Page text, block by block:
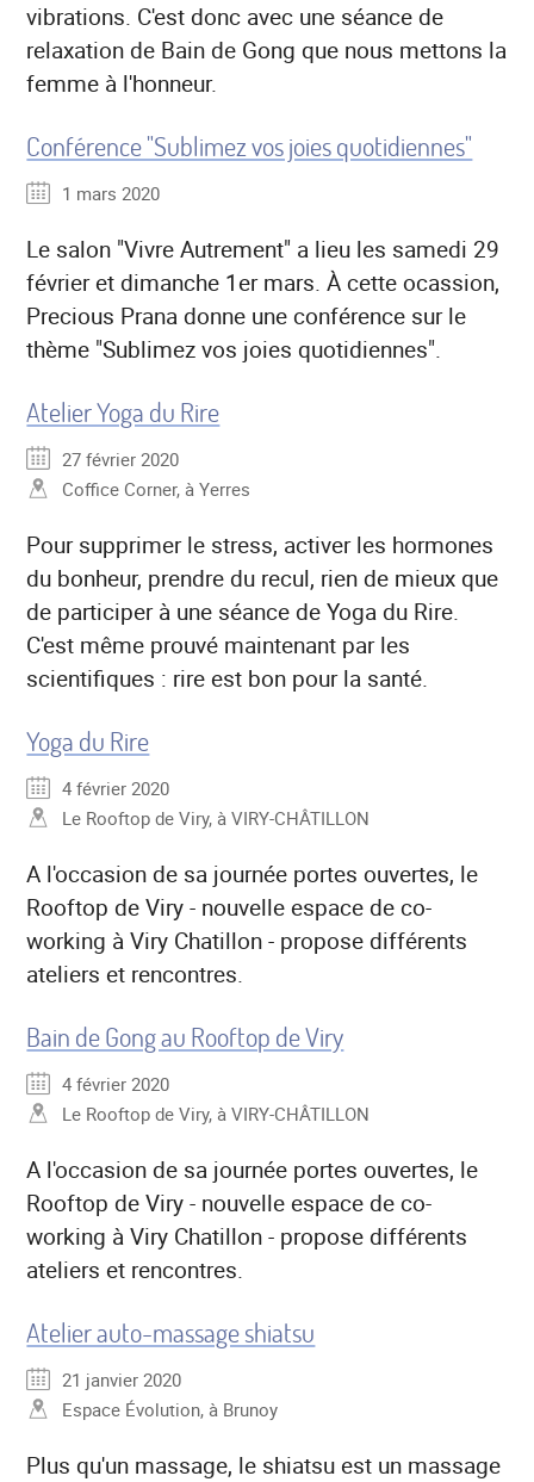
vibrations. C'est donc avec une séance de
relaxation de Bain de Gong que nous mettons la
femme à l'honneur.
Conférence "Sublimez vos joies quotidiennes"
1 mars 2020
Le salon "Vivre Autrement" a lieu les samedi 29
février et dimanche 1er mars. À cette ocassion,
Precious Prana donne une conférence sur le
thème "Sublimez vos joies quotidiennes".
Atelier Yoga du Rire
27 février 2020
Coffice Corner, à Yerres
Pour supprimer le stress, activer les hormones
du bonheur, prendre du recul, rien de mieux que
de participer à une séance de Yoga du Rire.
C'est même prouvé maintenant par les
scientifiques : rire est bon pour la santé.
Yoga du Rire
4 février 2020
Le Rooftop de Viry, à VIRY-CHÂTILLON
A l'occasion de sa journée portes ouvertes, le
Rooftop de Viry - nouvelle espace de co-
working à Viry Chatillon - propose différents
ateliers et rencontres.
Bain de Gong au Rooftop de Viry
4 février 2020
Le Rooftop de Viry, à VIRY-CHÂTILLON
A l'occasion de sa journée portes ouvertes, le
Rooftop de Viry - nouvelle espace de co-
working à Viry Chatillon - propose différents
ateliers et rencontres.
Atelier auto-massage shiatsu
21 janvier 2020
Espace Évolution, à Brunoy
Plus qu'un massage, le shiatsu est un massage